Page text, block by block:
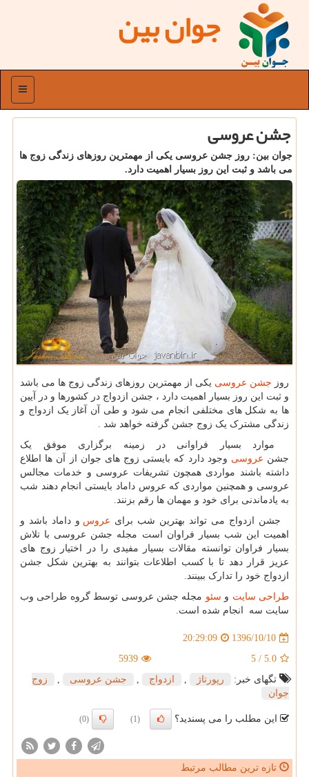
جوان بین
منو
جشن عروسی
جوان بین: روز جشن عروسی یكی از مهمترین روزهای زندگی زوج ها
می باشد و ثبت این روز بسیار اهمیت دارد.
روز جشن عروسی یکی از مهمترین روزهای زندگی زوج ها می باشد
و ثبت این روز بسیار اهمیت دارد ، جشن ازدواج در کشورها و در آیین
ها به شکل های مختلفی انجام می شود و طی آن آغاز یک ازدواج و
زندگی مشترک یک زوج جشن گرفته خواهد شد .
موارد بسیار فراوانی در زمینه برگزاری موفق یک
جشن عروسی وجود دارد که بایستی زوج های جوان از آن ها اطلاع
داشته باشند مواردی همچون تشریفات عروسی و خدمات مجالس
عروسی و همچنین مواردی که عروس داماد بایستی انجام دهند شب
به یادماندنی برای خود و مهمان ها رقم بزنند.
جشن ازدواج می تواند بهترین شب برای عروس و داماد باشد و
اهمیت این شب بسیار فراوان است مجله جشن عروسی با تلاش
بسیار فراوان توانسته مقالات بسیار مفیدی را در اختیار زوج های
عزیز قرار دهد تا با کسب اطلاعات بتوانند به بهترین شکل جشن
ازدواج خود را تدارک ببینند.
طراحی سایت و سئو مجله جشن عروسی توسط گروه طراحی وب
سایت سه انجام شده است.
1396/10/10
20:29:09
5.0
/
5
5939
تگهای خبر:
رپورتاژ , ازدواج , جشن عروسی ,
زوج
جوان
این مطلب را می پسندید؟ (1)
(0)
تازه ترین مطالب مرتبط